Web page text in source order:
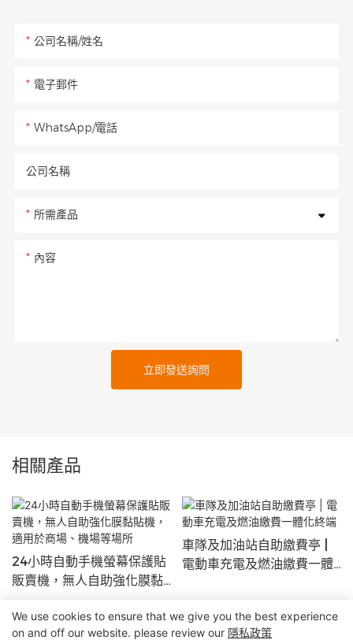
公司名稱/姓名
電子郵件
WhatsApp/電話
公司名稱
所需產品
內容
立即發送詢問
相關產品
24小時自動手機螢幕保護貼
販賣機，無人自助強化膜黏
場所
車隊及加油站自助繳費亭 |
電動車充電及燃油繳費一體
版權所有© 2025 深圳市精實自助終端系統有限公司 |
We use cookies to ensure that we give you the best experience
on and off our website. please review our 隱私政策